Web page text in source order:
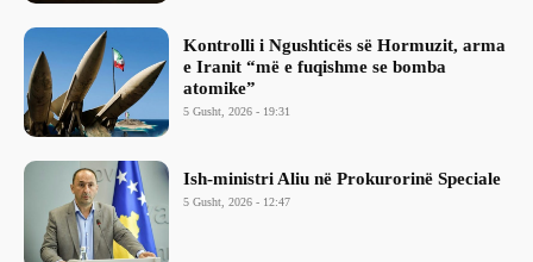
Kontrolli i Ngushticës së Hormuzit, arma
e Iranit “më e fuqishme se bomba
atomike”
5 Gusht, 2026 - 19:31
Ish-ministri ​Aliu në Prokurorinë Speciale
5 Gusht, 2026 - 12:47